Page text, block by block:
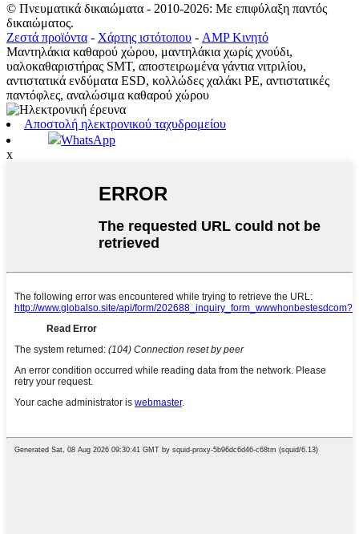
© Πνευματικά δικαιώματα - 2010-2026: Με επιφύλαξη παντός
δικαιώματος.
Ζεστά προϊόντα - Χάρτης ιστότοπου - AMP Κινητό
Μαντηλάκια καθαρού χώρου, μαντηλάκια χωρίς χνούδι,
υαλοκαθαριστήρας SMT, αποστειρωμένα γάντια νιτριλίου,
αντιστατικά ενδύματα ESD, κολλώδες χαλάκι PE, αντιστατικές
παντόφλες, αναλώσιμα καθαρού χώρου
Αποστολή ηλεκτρονικού ταχυδρομείου
WhatsApp
x